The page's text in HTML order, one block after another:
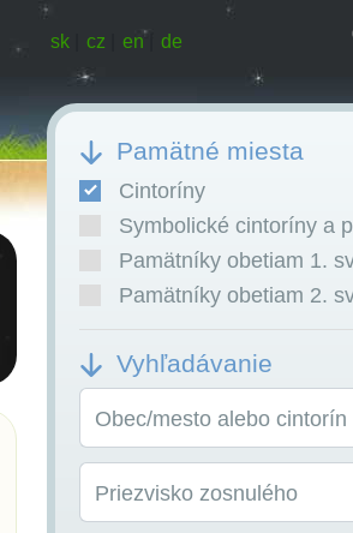
sk| cz en de
Pamätné miesta
Cintoríny
Symbolické cintoríny a
Pamätníky obetiam 1.
Pamätníky obetiam 2.
Vyhľadávanie
Obec/mesto alebo cintorín
Priezvisko zosnulého